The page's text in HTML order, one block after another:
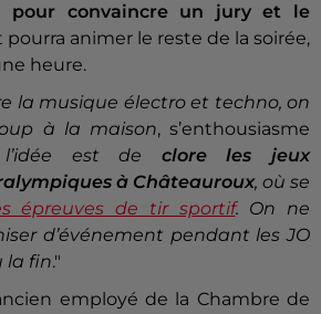
pour convaincre un jury et le
pourra animer le reste de la soirée,
heure.
la musique électro et techno, on
à la maison, s’enthousiasme
l’idée est de clore les jeux
à Châteauroux, où se
épreuves de tir sportif. On ne
d’événement pendant les JO
la fin."
employé de la Chambre de